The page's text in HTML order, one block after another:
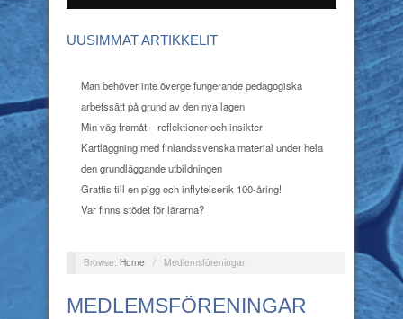
UUSIMMAT ARTIKKELIT
Man behöver inte överge fungerande pedagogiska
arbetssätt på grund av den nya lagen
Min väg framåt – reflektioner och insikter
Kartläggning med finlandssvenska material under hela
den grundläggande utbildningen
Grattis till en pigg och inflytelserik 100-åring!
Var finns stödet för lärarna?
Browse: Home / Medlemsföreningar
MEDLEMSFÖRENINGAR